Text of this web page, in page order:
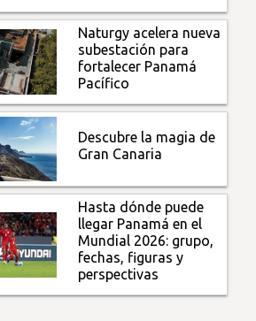
Naturgy acelera nueva
subestación para
fortalecer Panamá
Pacífico
Descubre la magia de
Gran Canaria
Hasta dónde puede
llegar Panamá en el
Mundial 2026: grupo,
fechas, figuras y
perspectivas